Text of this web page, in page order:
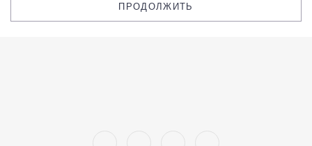
ПРОДОЛЖИТЬ